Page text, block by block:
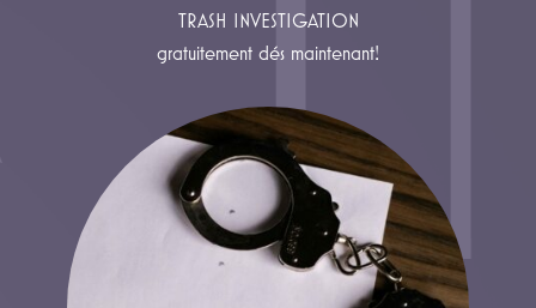
TRASH INVESTIGATION
gratuitement dés maintenant!